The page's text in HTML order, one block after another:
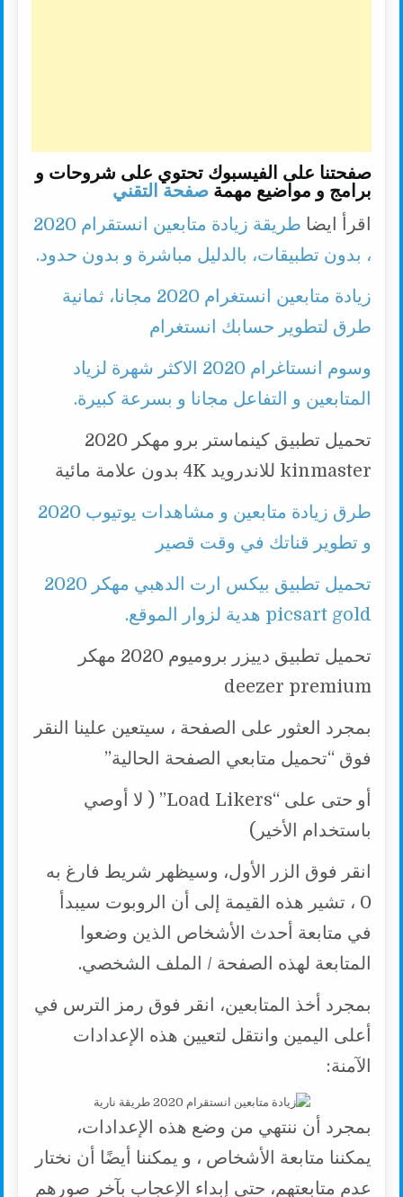
صفحتنا على الفيسبوك تحتوي على شروحات و
برامج و مواضيع مهمةصفحة التقني
اقرأ ايضا
طريقة زيادة متابعين انستقرام 2020
، بدون تطبيقات، بالدليل مباشرة و بدون حدود.
زيادة متابعين انستغرام 2020 مجانا، ثمانية
طرق لتطوير حسابك انستغرام
وسوم انستاغرام 2020 الاكثر شهرة لزياد
المتابعين و التفاعل مجانا و بسرعة كبيرة.
تحميل تطبيق كينماستر برو مهكر 2020
kinmaster للاندرويد 4K بدون علامة مائية
طرق زيادة متابعين و مشاهدات يوتيوب 2020
و تطوير قناتك في وقت قصير
تحميل تطبيق بيكس ارت الدهبي مهكر 2020
picsart gold هدية لزوار الموقع.
تحميل تطبيق دييزر بروميوم 2020 مهكر
deezer premium
بمجرد العثور على الصفحة ، سيتعين علينا النقر
فوق “تحميل متابعي الصفحة الحالية”
أو حتى على “Load Likers” ( لا أوصي
باستخدام الأخير)
انقر فوق الزر الأول، وسيظهر شريط فارغ به
0 ، تشير هذه القيمة إلى أن الروبوت سيبدأ
في متابعة أحدث الأشخاص الذين وضعوا
المتابعة لهذه الصفحة / الملف الشخصي.
بمجرد أخذ المتابعين، انقر فوق رمز الترس في
أعلى اليمين وانتقل لتعيين هذه الإعدادات
الآمنة:
بمجرد أن ننتهي من وضع هذه الإعدادات،
يمكننا متابعة الأشخاص ، و يمكننا أيضًا أن نختار
عدم متابعتهم، حتى إبداء الإعجاب بآخر صورهم